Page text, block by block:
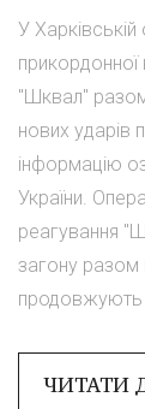
У
"Шквал"
нових ударів
інформацію
України.
реагування
загону разом
продовжують
ЧИТАТИ